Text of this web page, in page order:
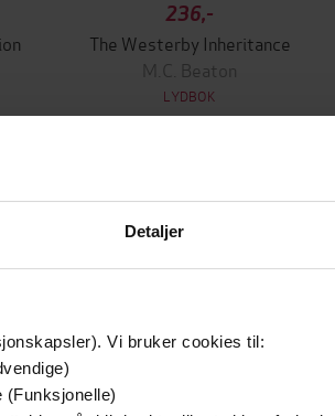
Detaljer
Vi bruker cookies til:
(Funksjonelle)
236,-
The Westerby Inheritance
M.C. Beaton
LYDBOK